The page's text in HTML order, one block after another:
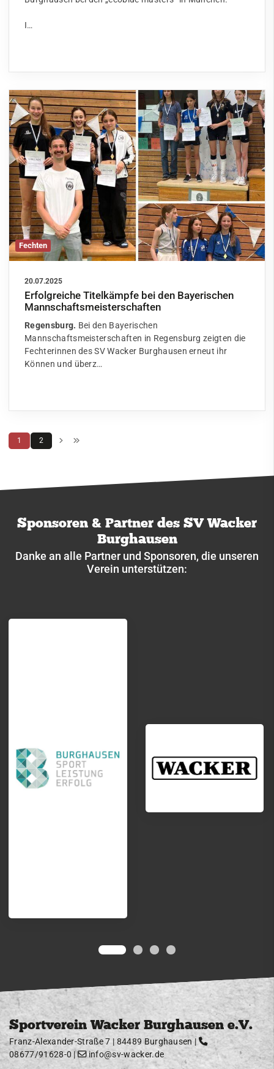
I…
Fechten
20.07.2025
Erfolgreiche Titelkämpfe bei den Bayerischen
Mannschaftsmeisterschaften
Regensburg. Bei den Bayerischen
Mannschaftsmeisterschaften in Regensburg zeigten die
Fechterinnen des SV Wacker Burghausen erneut ihr
Können und überz…
1 2
Sponsoren & Partner des SV Wacker
Burghausen
Danke an alle Partner und Sponsoren, die unseren
Verein unterstützen:
Sportverein Wacker Burghausen e.V.
Franz-Alexander-Straße 7 | 84489 Burghausen |
08677/91628-0 | info@sv-wacker.de